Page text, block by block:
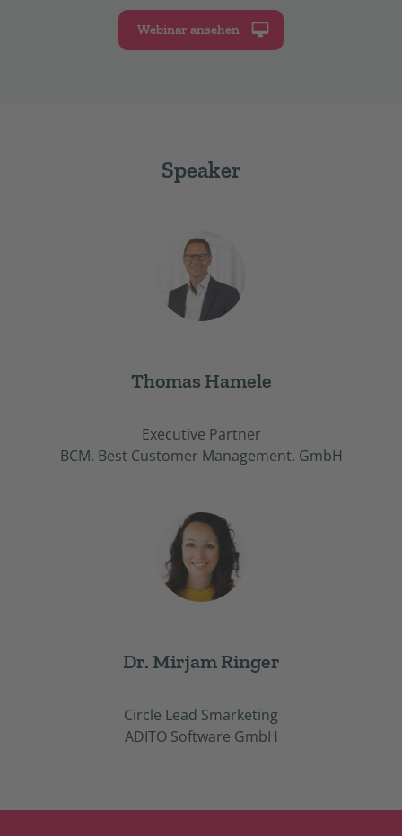
Webinar ansehen
Speaker
Thomas Hamele
Executive Partner
BCM. Best Customer Management. GmbH
Dr. Mirjam Ringer
Circle Lead Smarketing
ADITO Software GmbH